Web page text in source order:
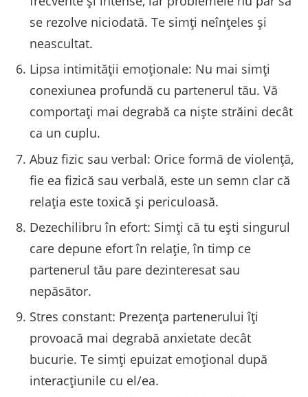
se rezolve niciodată. Te simți neînțeles și
neascultat.
Lipsa intimității emoționale: Nu mai simți
conexiunea profundă cu partenerul tău. Vă
comportați mai degrabă ca niște străini decât
ca un cuplu.
Abuz fizic sau verbal: Orice formă de violență,
fie ea fizică sau verbală, este un semn clar că
relația este toxică și periculoasă.
Dezechilibru în efort: Simți că tu ești singurul
care depune efort în relație, în timp ce
partenerul tău pare dezinteresat sau
nepăsător.
Stres constant: Prezența partenerului îți
provoacă mai degrabă anxietate decât
bucurie. Te simți epuizat emoțional după
interacțiunile cu el/ea.